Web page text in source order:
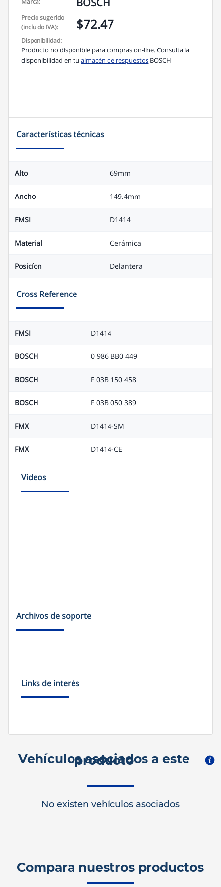
Precio sugerido
(incluido IVA):
$72.47
Disponibilidad:
Producto no disponible para compras on-line. Consulta la
disponibilidad en tualmacén de respuestos BOSCH
Características técnicas
Alto 69mm
Ancho 149.4mm
FMSI D1414
Material Cerámica
Posicíon Delantera
Cross Reference
FMSI D1414
BOSCH 0 986 BB0 449
BOSCH F 03B 150 458
BOSCH F 03B 050 389
FMX D1414-SM
FMX D1414-CE
Videos
Archivos de soporte
Links de interés
Vehículos asociados a este
producto
No existen vehículos asociados
Compara nuestros productos